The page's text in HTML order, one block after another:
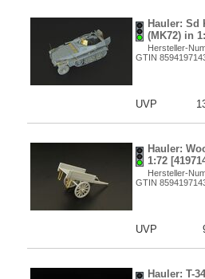
Hauler: Sd
(MK72) in
Hersteller-
GTIN
UVP
Hauler:
1:72
Hersteller-
GTIN
UVP
Hauler: T-